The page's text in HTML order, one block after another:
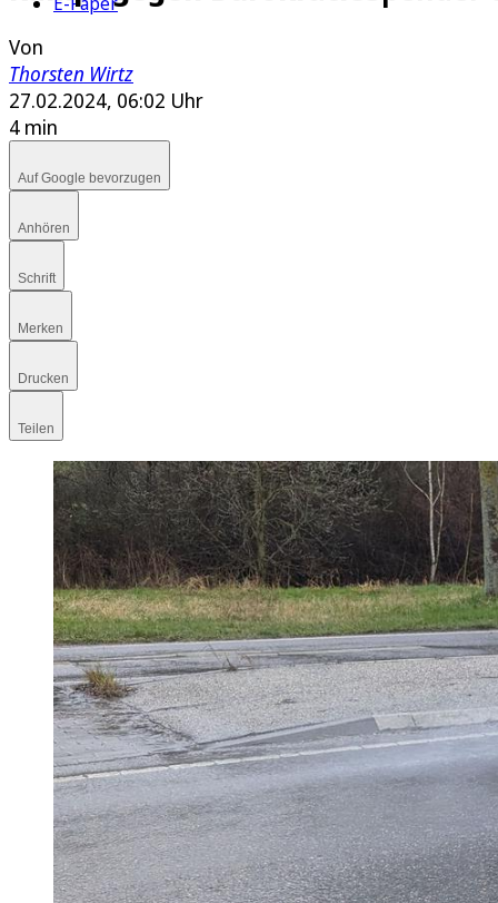
Von
Thorsten Wirtz
27.02.2024, 06:02 Uhr
4 min
Auf Google bevorzugen
Anhören
Schrift
Merken
Drucken
Teilen